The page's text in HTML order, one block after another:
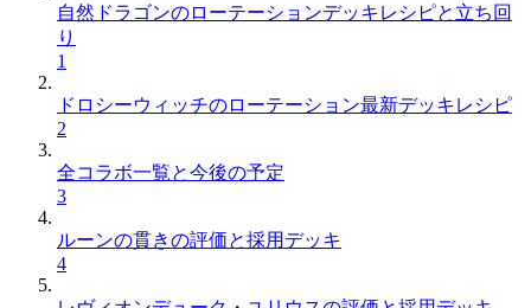
自然ドラゴンのローテーションデッキレシピと立ち回
り
1
ドロシーウィッチのローテーション最新デッキレシピ
2
全コラボ一覧と今後の予定
3
ルーンの貫きの評価と採用デッキ
4